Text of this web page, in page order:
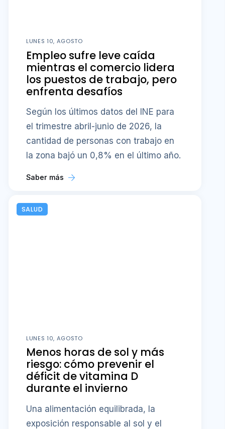
LUNES 10, AGOSTO
Empleo sufre leve caída
mientras el comercio lidera
los puestos de trabajo, pero
enfrenta desafíos
Según los últimos datos del INE para
el trimestre abril-junio de 2026, la
cantidad de personas con trabajo en
la zona bajó un 0,8% en el último año.
Saber más
SALUD
LUNES 10, AGOSTO
Menos horas de sol y más
riesgo: cómo prevenir el
déficit de vitamina D
durante el invierno
Una alimentación equilibrada, la
exposición responsable al sol y el